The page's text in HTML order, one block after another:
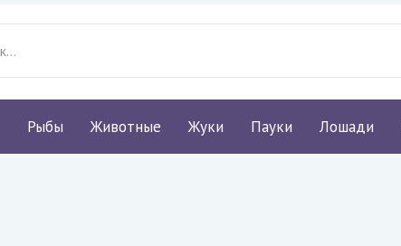
Рыбы Животные Жуки Пауки Лошади